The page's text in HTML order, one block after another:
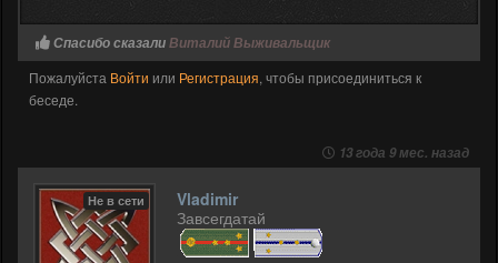
Спасибо сказалиВиталий Выживальщик
Пожалуйста Войти или Регистрация, чтобы присоединиться к
беседе.
13 года 9 мес. назад
Не в сети
Vladimir
Завсегдатай